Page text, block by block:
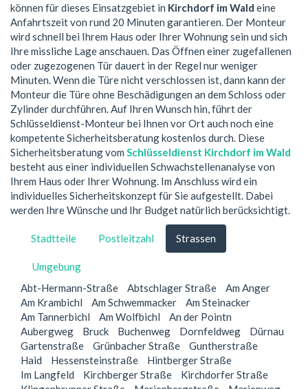
können für dieses Einsatzgebiet in Kirchdorf im Wald eine
Anfahrtszeit von rund 20 Minuten garantieren. Der Monteur
wird schnell bei Ihrem Haus oder Ihrer Wohnung sein und sich
Ihre missliche Lage anschauen. Das Öffnen einer zugefallenen
oder zugezogenen Tür dauert in der Regel nur weniger
Minuten. Wenn die Türe nicht verschlossen ist, dann kann der
Monteur die Türe ohne Beschädigungen an dem Schloss oder
Zylinder durchführen. Auf Ihren Wunsch hin, führt der
Schlüsseldienst-Monteur bei Ihnen vor Ort auch noch eine
kompetente Sicherheitsberatung kostenlos durch. Diese
Sicherheitsberatung vom Schlüsseldienst Kirchdorf im Wald
besteht aus einer individuellen Schwachstellenanalyse von
Ihrem Haus oder Ihrer Wohnung. Im Anschluss wird ein
individuelles Sicherheitskonzept für Sie aufgestellt. Dabei
werden Ihre Wünsche und Ihr Budget natürlich berücksichtigt.
Stadtteile Postleitzahl Strassen
Umgebung
Abt-Hermann-Straße
Abtschlager Straße
Am Anger
Am Krambichl
Am Schwemmacker
Am Steinacker
Am Tannerbichl
Am Wolfbichl
An der Pointn
Aubergweg
Bruck Buchenweg Dornfeldweg
Dürnau
Gartenstraße
Grünbacher Straße
Guntherstraße
Haid
Hessensteinstraße
Hintberger Straße
Im Langfeld
Kirchberger Straße
Kirchdorfer Straße